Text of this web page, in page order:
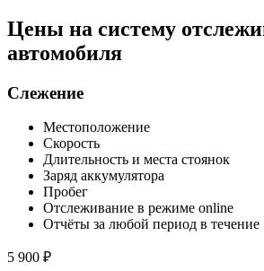
Цены на систему
автомобиля
Слежение
Местоположение
Скорость
Длительность и места стоянок
Заряд аккумулятора
Пробег
Отслеживание в режиме online
Отчёты за любой период в течение
5 900 ₽